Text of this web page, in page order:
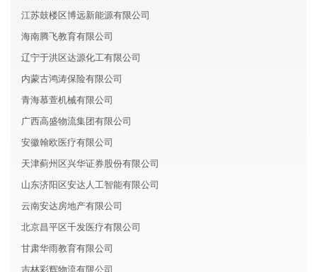
江苏鼓楼区博远新能源有限公司
海南腾飞教育有限公司
辽宁于洪区达源化工有限公司
内蒙古鸿涛保险有限公司
青海慕萱机械有限公司
广西高盛物流集团有限公司
安徽翰欧医疗有限公司
天津蓟州区兴华证券股份有限公司
山东济阳区安达人工智能有限公司
云南安达房地产有限公司
北京昌平区千发医疗有限公司
甘肃华雨教育有限公司
吉林彩辉物流有限公司